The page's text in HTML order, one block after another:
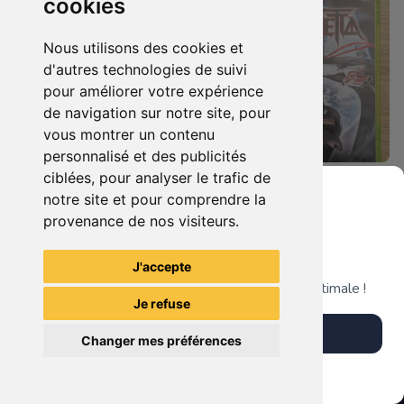
cookies
Nous utilisons des cookies et
d'autres technologies de suivi
pour améliorer votre expérience
de navigation sur notre site, pour
vous montrer un contenu
personnalisé et des publicités
ciblées, pour analyser le trafic de
notre site et pour comprendre la
provenance de nos visiteurs.
J'accepte
Je refuse
Changer mes préférences
7.90 € 0
Duo : The Elder Scrolls Iv - Oblivion + Bioshock Xbox 360
9.90 €
Bayonetta Xbox 360
TheGamingR83
Grenier du Geek
Télécharge notre app pour une expérience optimale !
Télécharger l'app